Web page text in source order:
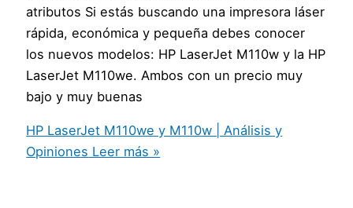
atributos Si estás buscando una impresora láser
rápida, económica y pequeña debes conocer
los nuevos modelos: HP LaserJet M110w y la HP
LaserJet M110we. Ambos con un precio muy
bajo y muy buenas
HP LaserJet M110we y M110w | Análisis y
Opiniones Leer más »